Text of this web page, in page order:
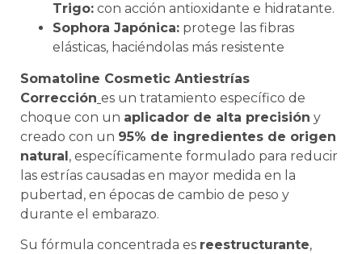
Trigo: con acción antioxidante e hidratante.
Sophora Japónica: protege las fibras
elásticas, haciéndolas más resistente
Somatoline Cosmetic Antiestrías
Corrección es un tratamiento específico de
choque con un aplicador de alta precisión y
creado con un 95% de ingredientes de origen
natural, específicamente formulado para reducir
las estrías causadas en mayor medida en la
pubertad, en épocas de cambio de peso y
durante el embarazo.
Su fórmula concentrada es reestructurante,